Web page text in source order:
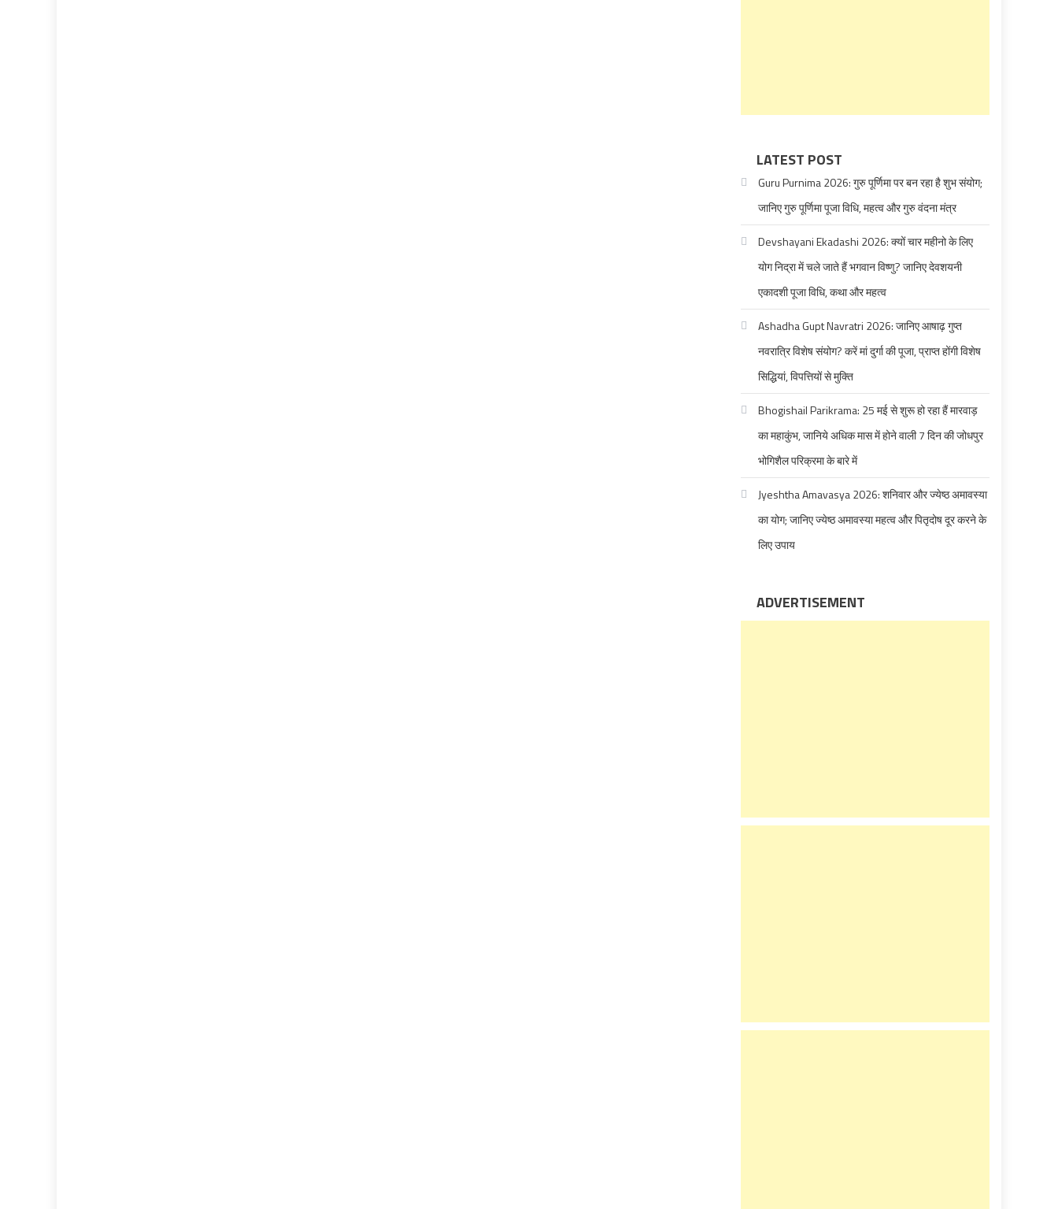
LATEST POST
Guru Purnima 2026: गुरु पूर्णिमा पर बन रहा है शुभ संयोग;
जानिए गुरु पूर्णिमा पूजा विधि, महत्व और गुरु वंदना मंत्र
Devshayani Ekadashi 2026: क्यों चार महीनो के लिए
योग निद्रा में चले जाते हैं भगवान विष्णु? जानिए देवशयनी
एकादशी पूजा विधि, कथा और महत्व
Ashadha Gupt Navratri 2026: जानिए आषाढ़ गुप्त
नवरात्रि विशेष संयोग? करें मां दुर्गा की पूजा, प्राप्त होंगी विशेष
सिद्धियां, विपत्तियों से मुक्ति
Bhogishail Parikrama: 25 मई से शुरू हो रहा हैं मारवाड़
का महाकुंभ, जानिये अधिक मास में होने वाली 7 दिन की जोधपुर
भोगिशैल परिक्रमा के बारे में
Jyeshtha Amavasya 2026: शनिवार और ज्येष्ठ अमावस्या
का योग; जानिए ज्येष्ठ अमावस्या महत्व और पितृदोष दूर करने के
लिए उपाय
ADVERTISEMENT